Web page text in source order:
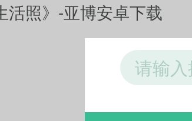
活照》-亚博安卓下载